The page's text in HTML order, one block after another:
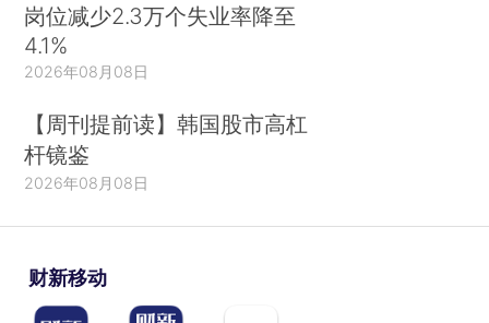
岗位减少2.3万个失业率降至
4.1%
2026年08月08日
【周刊提前读】韩国股市高杠
杆镜鉴
2026年08月08日
财新移动